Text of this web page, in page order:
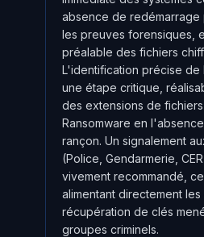
absence de
les preuves forensiques,
préalable des fichiers
L'identification précise de
une étape critique,
des extensions de
Ransomware en
rançon. Un signalement
(Police, Gendarmerie,
vivement recommandé,
alimentant directement
récupération de clés
groupes criminels.